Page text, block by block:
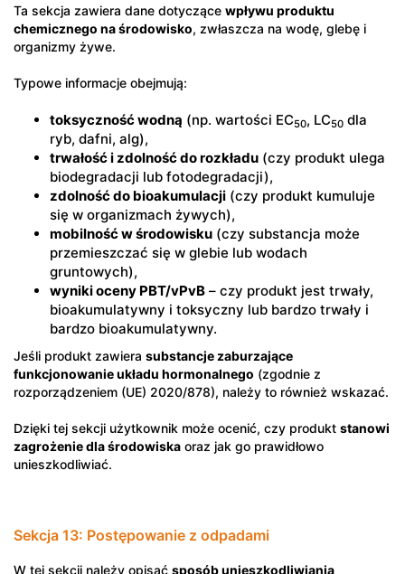
Ta sekcja zawiera dane dotyczące wpływu produktu
chemicznego na środowisko, zwłaszcza na wodę, glebę i
organizmy żywe.
Typowe informacje obejmują:
toksyczność wodną (np. wartości EC50, LC50 dla
ryb, dafni, alg),
trwałość i zdolność do rozkładu (czy produkt ulega
biodegradacji lub fotodegradacji),
zdolność do bioakumulacji (czy produkt kumuluje
się w organizmach żywych),
mobilność w środowisku (czy substancja może
przemieszczać się w glebie lub wodach
gruntowych),
wyniki oceny PBT/vPvB – czy produkt jest trwały,
bioakumulatywny i toksyczny lub bardzo trwały i
bardzo bioakumulatywny.
Jeśli produkt zawiera substancje zaburzające
funkcjonowanie układu hormonalnego (zgodnie z
rozporządzeniem (UE) 2020/878), należy to również wskazać.
Dzięki tej sekcji użytkownik może ocenić, czy produkt stanowi
zagrożenie dla środowiska oraz jak go prawidłowo
unieszkodliwiać.
Sekcja 13: Postępowanie z odpadami
W tej sekcji należy opisać sposób unieszkodliwiania